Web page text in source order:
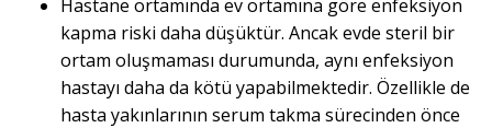
Hastane ortamında ev ortamına göre enfeksiyon
kapma riski daha düşüktür. Ancak evde steril bir
ortam oluşmaması durumunda, aynı enfeksiyon
hastayı daha da kötü yapabilmektedir. Özellikle de
hasta yakınlarının serum takma sürecinden önce